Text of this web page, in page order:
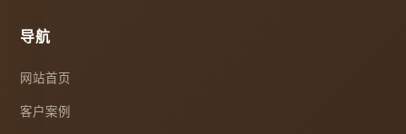
导航
网站首页
客户案例